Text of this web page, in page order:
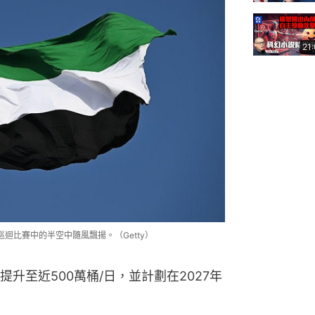
比賽中的半空中隨風飄揚。（Getty）
升至近500萬桶/日，並計劃在2027年